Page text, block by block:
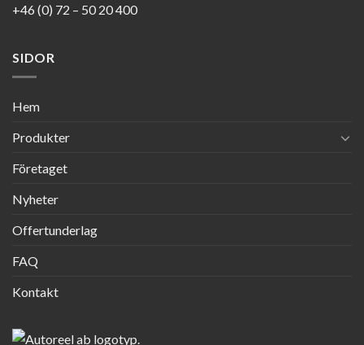
+46 (0) 72 – 50 20 400
SIDOR
Hem
Produkter
Företaget
Nyheter
Offertunderlag
FAQ
Kontakt